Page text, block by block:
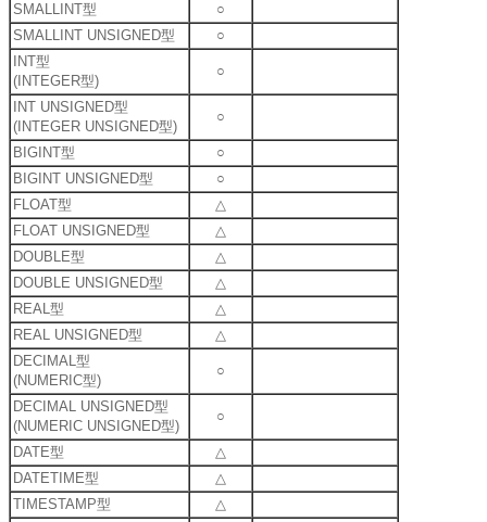
SMALLINT型
○
SMALLINT UNSIGNED型
○
INT型
(INTEGER型)
○
INT UNSIGNED型
(INTEGER UNSIGNED型)
○
BIGINT型
○
BIGINT UNSIGNED型
○
FLOAT型
△
FLOAT UNSIGNED型
△
DOUBLE型
△
DOUBLE UNSIGNED型
△
REAL型
△
REAL UNSIGNED型
△
DECIMAL型
(NUMERIC型)
○
DECIMAL UNSIGNED型
(NUMERIC UNSIGNED型)
○
DATE型
△
DATETIME型
△
TIMESTAMP型
△